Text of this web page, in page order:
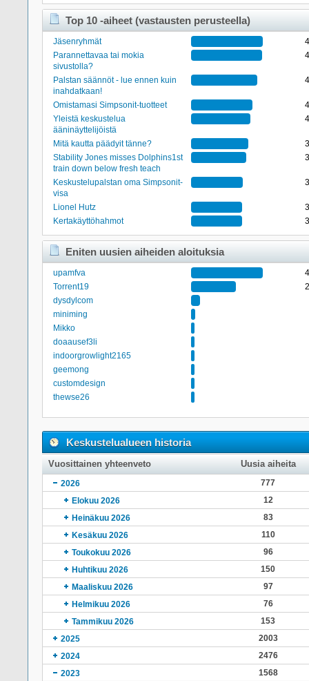
Top 10 -aiheet (vastausten perusteella)
Jäsenryhmät
Parannettavaa tai mokia
sivustolla?
Palstan säännöt - lue ennen kuin
inahdatkaan!
Omistamasi Simpsonit-tuotteet
Yleistä keskustelua
ääninäyttelijöistä
Mitä kautta päädyit tänne?
Stability Jones misses Dolphins1st
train down below fresh teach
Keskustelupalstan oma Simpsonit-
visa
Lionel Hutz
Kertakäyttöhahmot
Eniten uusien aiheiden aloituksia
upamfva
Torrent19
dysdylcom
miniming
Mikko
doaausef3li
indoorgrowlight2165
geemong
customdesign
thewse26
Keskustelualueen historia
Vuosittainen yhteenveto Uusia aiheita
2026
777
Elokuu 2026
12
Heinäkuu 2026
83
Kesäkuu 2026
110
Toukokuu 2026
96
Huhtikuu 2026
150
Maaliskuu 2026
97
Helmikuu 2026
76
Tammikuu 2026
153
2025
2003
2024
2476
2023
1568